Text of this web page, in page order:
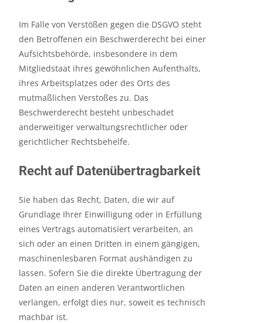
Im Falle von Verstößen gegen die DSGVO steht
den Betroffenen ein Beschwerderecht bei einer
Aufsichtsbehörde, insbesondere in dem
Mitgliedstaat ihres gewöhnlichen Aufenthalts,
ihres Arbeitsplatzes oder des Orts des
mutmaßlichen Verstoßes zu. Das
Beschwerderecht besteht unbeschadet
anderweitiger verwaltungsrechtlicher oder
gerichtlicher Rechtsbehelfe.
Recht auf Daten­übertrag­barkeit
Sie haben das Recht, Daten, die wir auf
Grundlage Ihrer Einwilligung oder in Erfüllung
eines Vertrags automatisiert verarbeiten, an
sich oder an einen Dritten in einem gängigen,
maschinenlesbaren Format aushändigen zu
lassen. Sofern Sie die direkte Übertragung der
Daten an einen anderen Verantwortlichen
verlangen, erfolgt dies nur, soweit es technisch
machbar ist.